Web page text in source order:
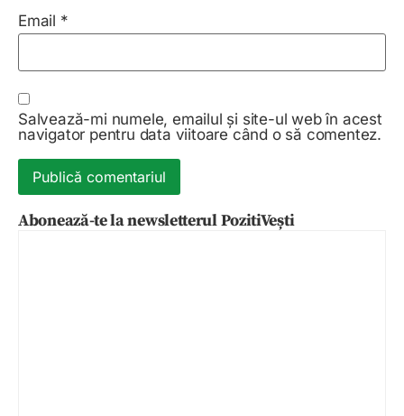
Email *
Salvează-mi numele, emailul și site-ul web în acest
navigator pentru data viitoare când o să comentez.
Abonează-te la newsletterul PozitiVești